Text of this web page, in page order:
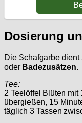
Dosierung
Die Schafgarbe
oder Badezusätzen.
Tee:
2 Teelöffel Blüten mit
übergießen, 15
täglich 3 Tassen